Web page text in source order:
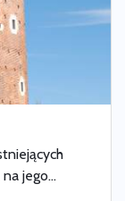
jego...